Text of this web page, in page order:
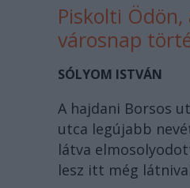
Piskolti Ödön,
városnap
SÓLYOM ISTVÁN
A hajdani Borsos
utca legújabb
látva
lesz itt még